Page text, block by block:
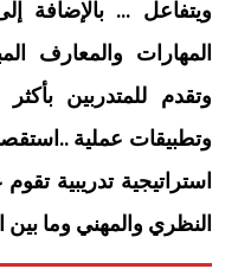
ويتفاعل … بالإضافة
المهارات والمعارف
وتقدم للمتدربين
وتطبيقات عملية
استراتيجية تدريبية
النظري والمهني وما بين